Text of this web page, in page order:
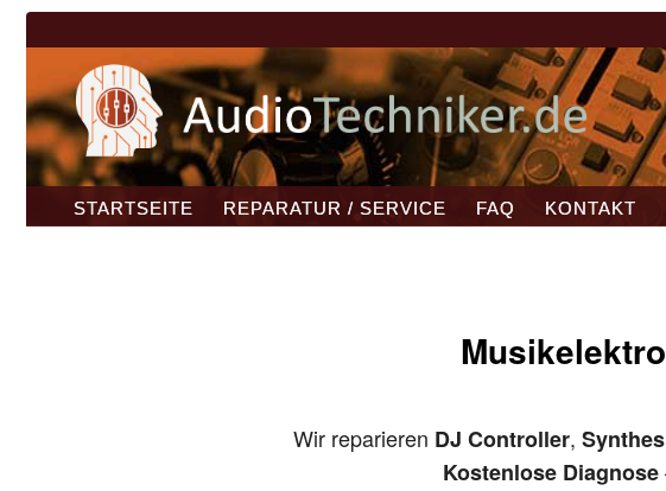
STARTSEITE REPARATUR / SERVICE FAQ KONTAKT
Wir reparieren DJ Controller,
Kostenlose Diagnose